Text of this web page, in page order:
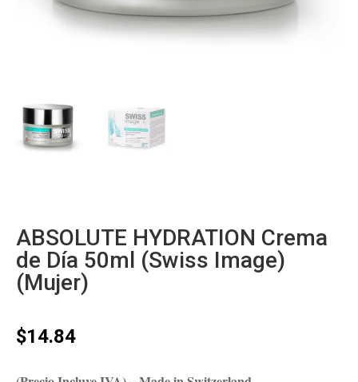
ABSOLUTE HYDRATION Crema
de Día 50ml (Swiss Image)
(Mujer)
$14.84